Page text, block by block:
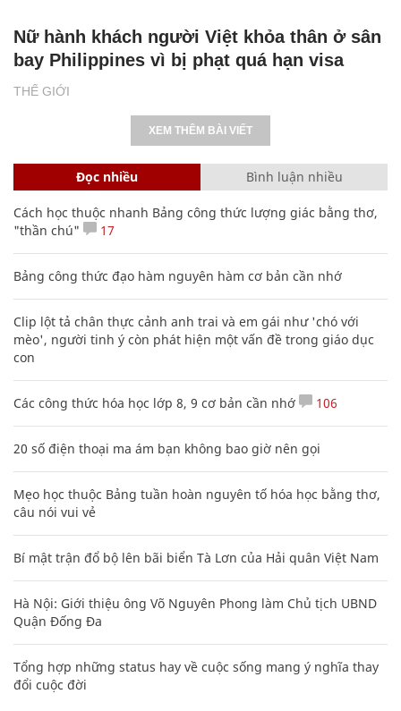
THẾ GIỚI
Nữ hành khách người Việt khỏa thân ở sân
bay Philippines vì bị phạt quá hạn visa
XEM THÊM BÀI VIẾT
Đọc nhiều Bình luận nhiều
Cách học thuộc nhanh Bảng công thức lượng giác bằng thơ,
"thần chú"
17
Bảng công thức đạo hàm nguyên hàm cơ bản cần nhớ
Clip lột tả chân thực cảnh anh trai và em gái như 'chó với
mèo', người tinh ý còn phát hiện một vấn đề trong giáo dục
con
Các công thức hóa học lớp 8, 9 cơ bản cần nhớ 106
20 số điện thoại ma ám bạn không bao giờ nên gọi
Mẹo học thuộc Bảng tuần hoàn nguyên tố hóa học bằng thơ,
câu nói vui vẻ
Bí mật trận đổ bộ lên bãi biển Tà Lơn của Hải quân Việt Nam
Hà Nội: Giới thiệu ông Võ Nguyên Phong làm Chủ tịch UBND
Quận Đống Đa
Tổng hợp những status hay về cuộc sống mang ý nghĩa thay
đổi cuộc đời